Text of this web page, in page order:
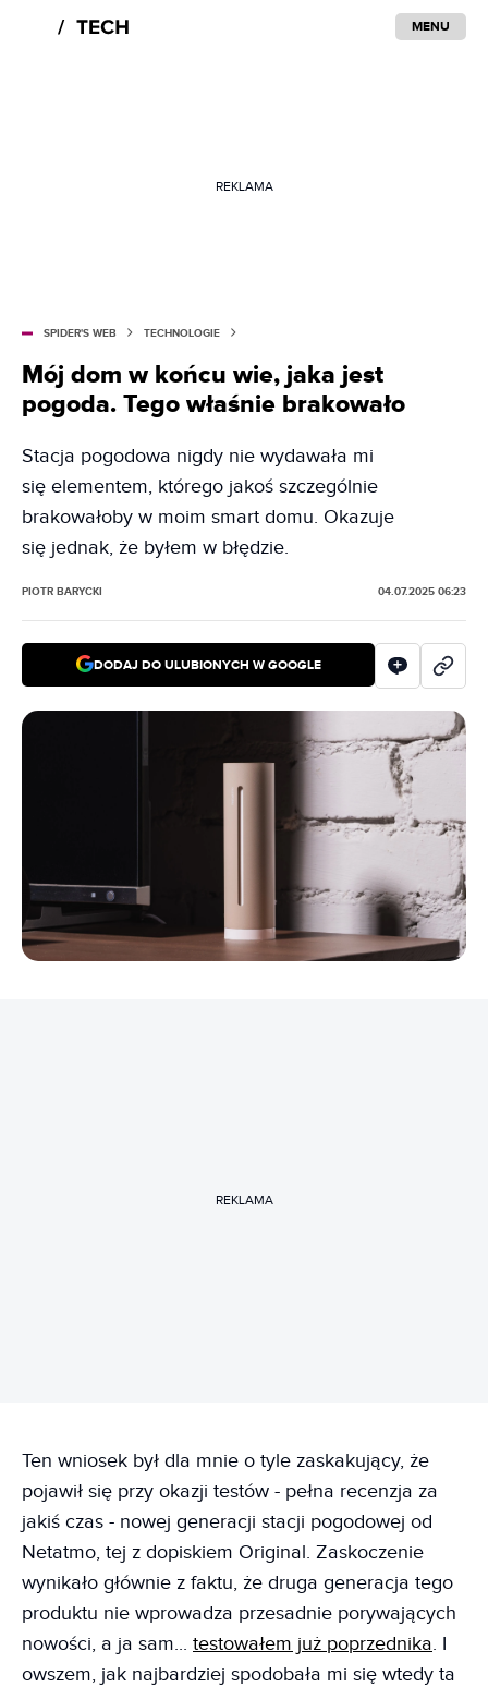
MENU
REKLAMA
SPIDER'S WEB TECHNOLOGIE
Mój dom w końcu wie, jaka jest
pogoda. Tego właśnie brakowało
Stacja pogodowa nigdy nie wydawała mi
się elementem, którego jakoś szczególnie
brakowałoby w moim smart domu. Okazuje
się jednak, że byłem w błędzie.
PIOTR BARYCKI 04.07.2025 06:23
DODAJ DO ULUBIONYCH W GOOGLE
REKLAMA
Ten wniosek był dla mnie o tyle zaskakujący, że
pojawił się przy okazji testów - pełna recenzja za
jakiś czas - nowej generacji stacji pogodowej od
Netatmo, tej z dopiskiem Original. Zaskoczenie
wynikało głównie z faktu, że druga generacja tego
produktu nie wprowadza przesadnie porywających
nowości, a ja sam... testowałem już poprzednika. I
owszem, jak najbardziej spodobała mi się wtedy ta